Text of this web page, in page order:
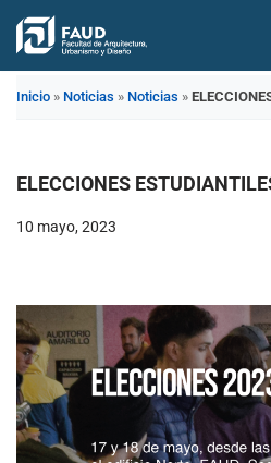
Saltar
Inicio » Noticias » Noticias »
ELECCIONES
10 mayo, 2023